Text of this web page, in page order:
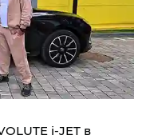
i‑JET в